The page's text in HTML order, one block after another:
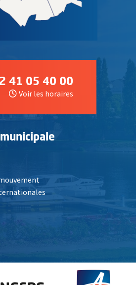
41 05 40 00
Voir les horaires